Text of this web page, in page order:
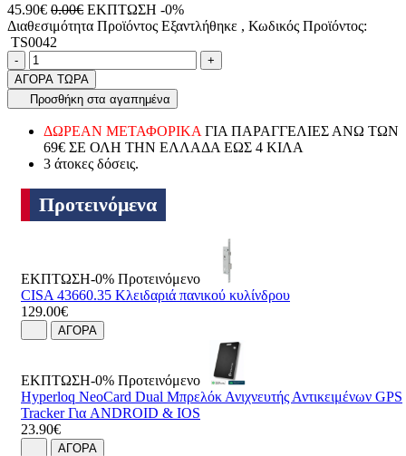
45.90€ 0.00€ ΕΚΠΤΩΣΗ -0%
Διαθεσιμότητα Προϊόντος Εξαντλήθηκε , Κωδικός Προϊόντος:
TS0042
Ποσότητα
-product.increase.quantity +
ΑΓΟΡΑ ΤΩΡΑ
Προσθήκη στα αγαπημένα
ΔΩΡΕΑΝ ΜΕΤΑΦΟΡΙΚΑ ΓΙΑ ΠΑΡΑΓΓΕΛΙΕΣ ΑΝΩ ΤΩΝ
69€ ΣΕ ΟΛΗ ΤΗΝ ΕΛΛΑΔΑ ΕΩΣ 4 ΚΙΛΑ
3 άτοκες δόσεις.
Προτεινόμενα
ΕΚΠΤΩΣΗ-0% Προτεινόμενο
CISA 43660.35 Κλειδαριά πανικού κυλίνδρου
129.00€
ΑΓΟΡΑ
ΕΚΠΤΩΣΗ-0% Προτεινόμενο
Hyperloq NeoCard Dual Μπρελόκ Ανιχνευτής Αντικειμένων GPS
Tracker Για ANDROID & IOS
23.90€
ΑΓΟΡΑ